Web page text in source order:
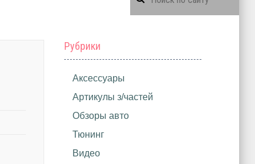
Рубрики
Аксессуары
Артикулы з/частей
Обзоры авто
Тюнинг
Видео